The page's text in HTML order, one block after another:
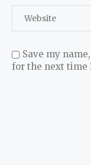
Save my
for the next time